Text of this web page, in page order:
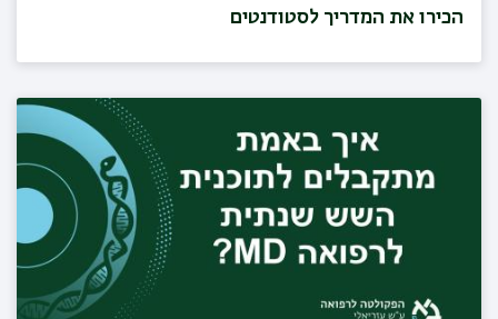
הכירו את המדריך לסטודנטים